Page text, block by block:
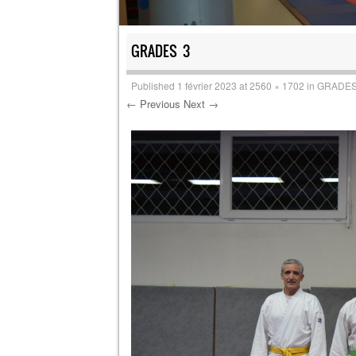
GRADES 3
Published 1 février 2023 at2560 × 1702 in
← Previous Next →